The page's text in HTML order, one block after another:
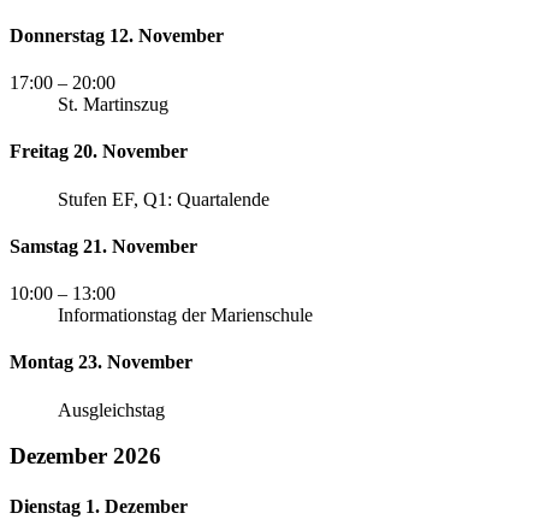
Donnerstag 12. November
17:00 – 20:00
St. Martinszug
Freitag 20. November
Stufen EF, Q1: Quartalende
Samstag 21. November
10:00 – 13:00
Informationstag der Marienschule
Montag 23. November
Ausgleichstag
Dezember 2026
Dienstag 1. Dezember